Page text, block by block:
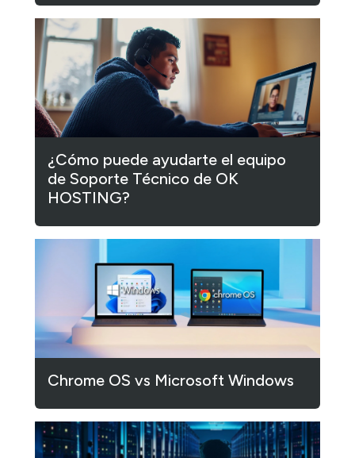
¿Cómo puede ayudarte el equipo
de Soporte Técnico de OK
HOSTING?
Chrome OS vs Microsoft Windows